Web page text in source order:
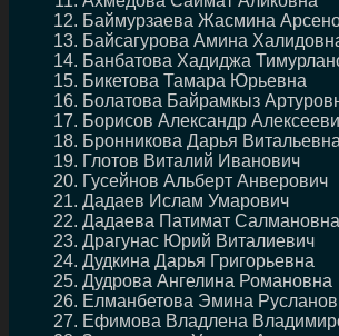
Баймурзаева Жасмина
Байсагурова Амина
Банбатова Хадиджа
Бикетова Тамара Юрьевна
Болатова Байрамкыз
Борисов Александр
Бронникова Дарья Витальевна
Глотов Виталий Иванович
Гусейнов Альберт Анверович
Дадаев Ислам Умарович
Дадаева Патимат Салмановна
Драгунас Юрий Виталиевич
Дудкина Дарья Григорьевна
Дудрова Ангелина Романовна
Елманбетова Эмина
Ефимова Владлена